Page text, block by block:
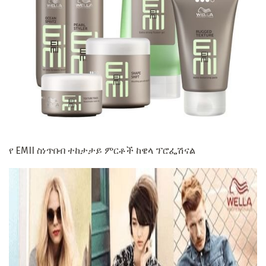
የ EMII ስነጥበብ ተከታታይ ምርቶች ከዌላ ፕሮፌሽናል